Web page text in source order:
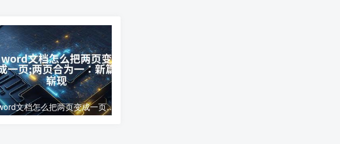
word文档怎么把两页变成一页;两页合为一：新篇崭现